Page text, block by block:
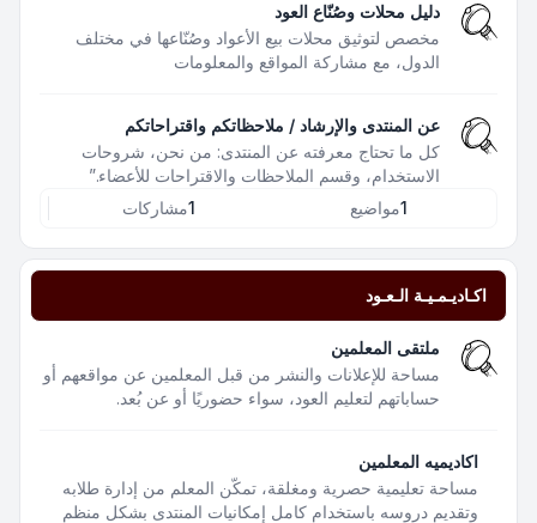
دليل محلات وصُنّاع العود
مخصص لتوثيق محلات بيع الأعواد وصُنّاعها في مختلف
الدول، مع مشاركة المواقع والمعلومات
عن المنتدى والإرشاد / ملاحظاتكم واقتراحاتكم
كل ما تحتاج معرفته عن المنتدى: من نحن، شروحات
الاستخدام، وقسم الملاحظات والاقتراحات للأعضاء.”
1مواضيع 1مشاركات
اكـاديـمـيـة الـعـود
ملتقى المعلمين
مساحة للإعلانات والنشر من قبل المعلمين عن مواقعهم أو
حساباتهم لتعليم العود، سواء حضوريًا أو عن بُعد.
اكاديميه المعلمين
مساحة تعليمية حصرية ومغلقة، تمكّن المعلم من إدارة طلابه
وتقديم دروسه باستخدام كامل إمكانيات المنتدى بشكل منظم